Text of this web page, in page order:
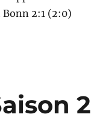
2:1 (2:0)